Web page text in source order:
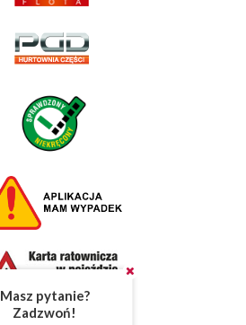
Masz pytanie?
Zadzwoń!